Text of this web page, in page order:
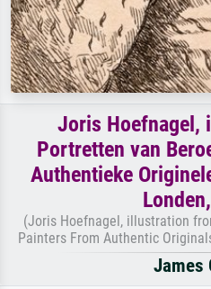
Joris Hoefnagel,
Portretten van
Authentieke
(Joris Hoefnagel, illustration
Painters From Authentic
James